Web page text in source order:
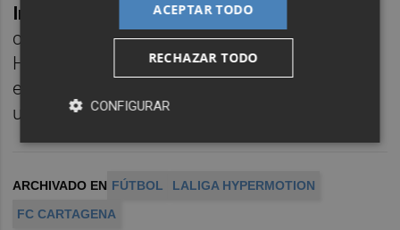
Incidencias:
Partido correspondiente a la
cuadragésima jornada de LaLiga
Hypermotion de fútbol que se disputó en el
estadio Cartagonova de Cartagena ante
unos 2.000 espectadores.
ARCHIVADO EN FÚTBOL
LALIGA HYPERMOTION
FC CARTAGENA
ACEPTAR TODO
RECHAZAR TODO
CONFIGURAR